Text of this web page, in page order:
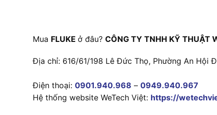
Mua FLUKE ở đâu? CÔNG TY TNHH KỸ THUẬT
Địa chỉ: 616/61/198 Lê Đức Thọ, Phường An Hội
Điện thoại: 0901.940.968 – 0949.940.967
Hệ thống website WeTech Việt: https://